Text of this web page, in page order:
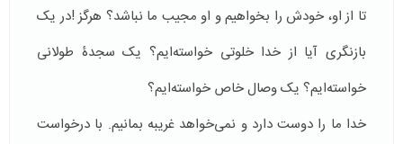
تا از او، خودش را بخواهیم و او مجیب ما نباشد؟ هرگز !در یک
بازنگری آیا از خدا خلوتی خواسته‌ایم؟ یک سجدۀ طولانی
خواسته‌ایم؟ یک وصال خاص خواسته‌ایم؟
خدا ما را دوست دارد و نمی‌خواهد غریبه بمانیم. با درخواست